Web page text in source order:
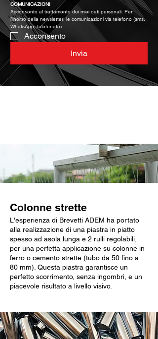
COMUNICAZIONI
Acconsento al trattamento dei miei dati personali. Per
l’inoltro della newsletter, le comunicazioni via telefono (sms,
WhatsApp, telefonata)
Acconsento
Invia
Colonne strette
L'esperienza di Brevetti ADEM ha portato
alla realizzazione di una piastra in piatto
spesso ad asola lunga e 2 rulli regolabili,
per una perfetta applicazione su colonne in
ferro o cemento strette (tubo da 50 fino a
80 mm). Questa piastra garantisce un
perfetto scorrimento, senza ingombri, e un
piacevole risultato a livello visivo.